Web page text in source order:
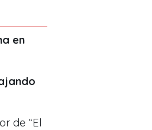
en
de “El